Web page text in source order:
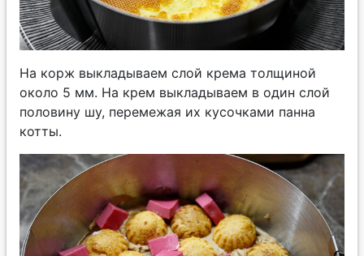
На корж выкладываем слой крема толщиной
около 5 мм. На крем выкладываем в один слой
половину шу, перемежая их кусочками панна
котты.